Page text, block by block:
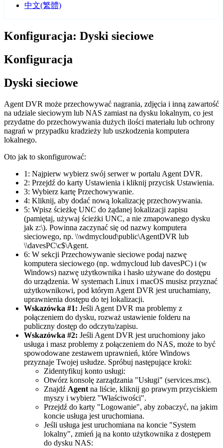
中文(繁體)
Konfiguracja: Dyski sieciowe
Konfiguracja
Dyski sieciowe
Agent DVR może przechowywać nagrania, zdjęcia i inną zawartość
na udziale sieciowym lub NAS zamiast na dysku lokalnym, co jest
przydatne do przechowywania dużych ilości materiału lub ochrony
nagrań w przypadku kradzieży lub uszkodzenia komputera
lokalnego.
Oto jak to skonfigurować:
1: Najpierw wybierz swój serwer w portalu Agent DVR.
2: Przejdź do karty Ustawienia i kliknij przycisk Ustawienia.
3: Wybierz kartę Przechowywanie.
4: Kliknij, aby dodać nową lokalizację przechowywania.
5: Wpisz ścieżkę UNC do żądanej lokalizacji zapisu
(pamiętaj, używaj ścieżki UNC, a nie zmapowanego dysku
jak z:\). Powinna zaczynać się od nazwy komputera
sieciowego, np. \\wdmycloud\public\AgentDVR lub
\\davesPC\c$\Agent.
6: W sekcji Przechowywanie sieciowe podaj nazwę
komputera sieciowego (np. wdmycloud lub davesPC) i (w
Windows) nazwę użytkownika i hasło używane do dostępu
do urządzenia. W systemach Linux i macOS musisz przyznać
użytkownikowi, pod którym Agent DVR jest uruchamiany,
uprawnienia dostępu do tej lokalizacji.
Wskazówka #1: Jeśli Agent DVR ma problemy z
połączeniem do dysku, rozważ ustawienie folderu na
publiczny dostęp do odczytu/zapisu.
Wskazówka #2: Jeśli Agent DVR jest uruchomiony jako
usługa i masz problemy z połączeniem do NAS, może to być
spowodowane zestawem uprawnień, które Windows
przyznaje Twojej usłudze. Spróbuj następujące kroki:
Zidentyfikuj konto usługi:
Otwórz konsolę zarządzania "Usługi" (services.msc).
Znajdź Agent na liście, kliknij go prawym przyciskiem
myszy i wybierz "Właściwości".
Przejdź do karty "Logowanie", aby zobaczyć, na jakim
koncie usługa jest uruchomiana.
Jeśli usługa jest uruchomiana na koncie "System
lokalny", zmień ją na konto użytkownika z dostępem
do dysku NAS: